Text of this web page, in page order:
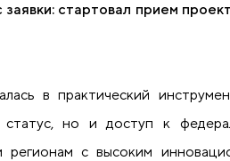
стартовал прием
в практический
но и доступ к
регионам с высоким